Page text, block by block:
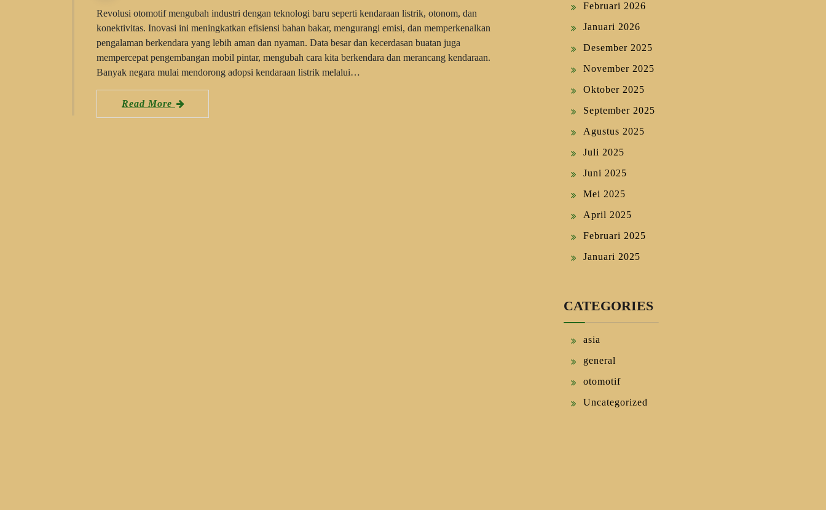
Revolusi otomotif mengubah industri dengan teknologi baru seperti kendaraan listrik, otonom, dan
konektivitas. Inovasi ini meningkatkan efisiensi bahan bakar, mengurangi emisi, dan memperkenalkan
pengalaman berkendara yang lebih aman dan nyaman. Data besar dan kecerdasan buatan juga
mempercepat pengembangan mobil pintar, mengubah cara kita berkendara dan merancang kendaraan.
Banyak negara mulai mendorong adopsi kendaraan listrik melalui…
Read More
Februari 2026
Januari 2026
Desember 2025
November 2025
Oktober 2025
September 2025
Agustus 2025
Juli 2025
Juni 2025
Mei 2025
April 2025
Februari 2025
Januari 2025
CATEGORIES
asia
general
otomotif
Uncategorized